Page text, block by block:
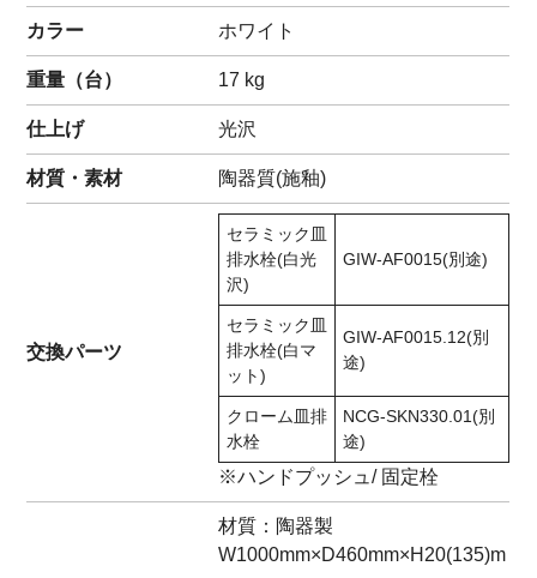
カラー ホワイト
重量（台） 17 kg
仕上げ 光沢
材質・素材 陶器質(施釉)
交換パーツ
セラミック皿
排水栓(白光
沢)
GIW-AF0015(別途)
セラミック皿
排水栓(白マ
ット)
GIW-AF0015.12(別
途)
クローム皿排
水栓
NCG-SKN330.01(別
途)
※ハンドプッシュ/ 固定栓
材質：陶器製
W1000mm×D460mm×H20(135)m